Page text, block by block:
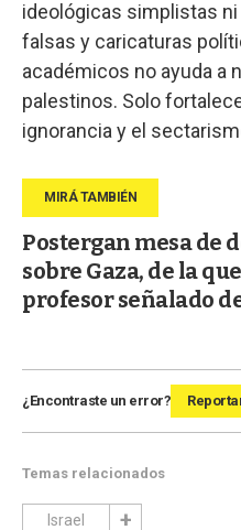
ideológicas simplistas
falsas y caricaturas
académicos no ayuda a
palestinos. Solo
ignorancia y el
Postergan mesa de
sobre Gaza, de la
profesor señalado
¿Encontraste un error?
Temas relacionados
Israel